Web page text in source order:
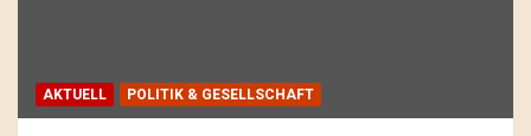
AKTUELL POLITIK & GESELLSCHAFT